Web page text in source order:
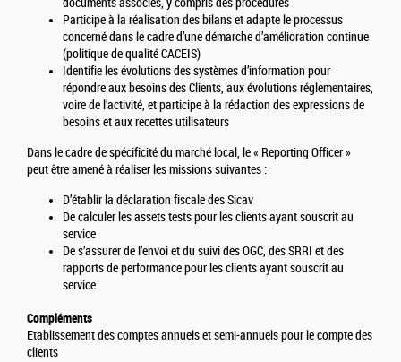
documents associés, y compris des procédures
Participe à la réalisation des bilans et adapte le processus
concerné dans le cadre d’une démarche d’amélioration continue
(politique de qualité CACEIS)
Identifie les évolutions des systèmes d’information pour
répondre aux besoins des Clients, aux évolutions réglementaires,
voire de l’activité, et participe à la rédaction des expressions de
besoins et aux recettes utilisateurs
Dans le cadre de spécificité du marché local, le « Reporting Officer »
peut être amené à réaliser les missions suivantes :
D’établir la déclaration fiscale des Sicav
De calculer les assets tests pour les clients ayant souscrit au
service
De s’assurer de l’envoi et du suivi des OGC, des SRRI et des
rapports de performance pour les clients ayant souscrit au
service
Compléments
Etablissement des comptes annuels et semi-annuels pour le compte des
clients